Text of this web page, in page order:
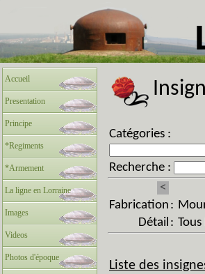
Accueil
Presentation
Principe
*Regiments
*Armement
La ligne en Lorraine
Images
Videos
Photos d'époque
Catégories :
Recherche :
<
Fabrication :
Détail :
Liste des